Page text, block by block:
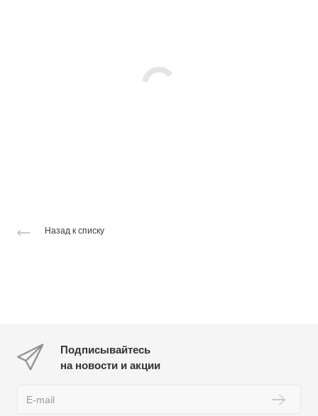
Назад к списку
Подписывайтесь
на новости и акции